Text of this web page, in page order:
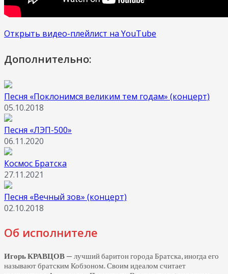
Открыть видео-плейлист на YouTube
Дополнительно:
Песня «Поклонимся великим тем годам» (концерт)
05.10.2018
Песня «ЛЭП-500»
06.11.2020
Космос Братска
27.11.2021
Песня «Вечный зов» (концерт)
02.10.2018
Об исполнителе
Игорь КРАВЦОВ — лучший баритон города Братска, иногда его
называют братским Кобзоном. Своим идеалом считает